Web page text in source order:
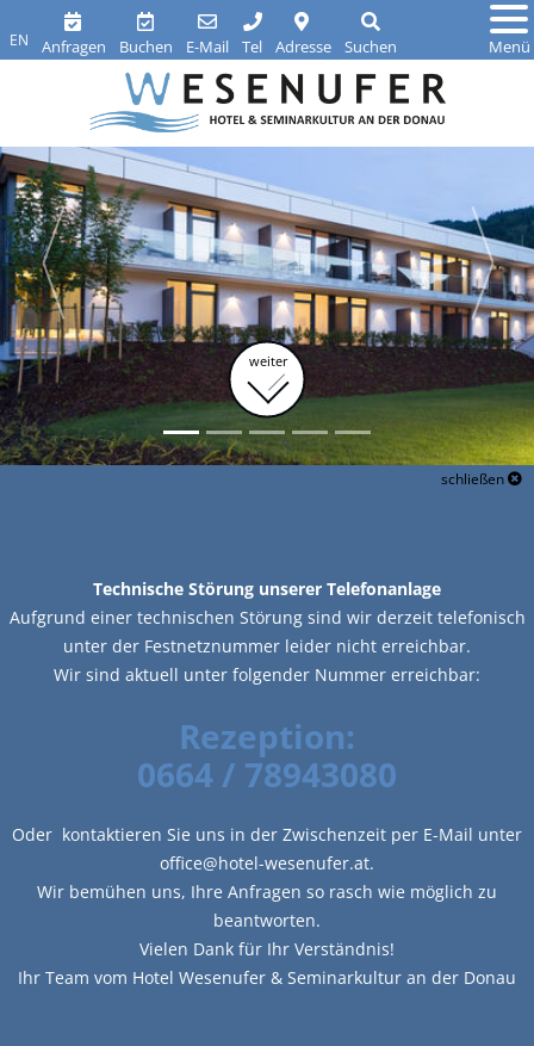
EN Anfragen Buchen E-Mail Tel Adresse Suchen Menü
weiter
schließen
Technische Störung unserer Telefonanlage
Aufgrund einer technischen Störung sind wir derzeit telefonisch
unter der Festnetznummer leider nicht erreichbar.
Wir sind aktuell unter folgender Nummer erreichbar:
Rezeption:
0664 / 78943080
Oder kontaktieren Sie uns in der Zwischenzeit per E-Mail unter
office@hotel-wesenufer.at.
Wir bemühen uns, Ihre Anfragen so rasch wie möglich zu
beantworten.
Vielen Dank für Ihr Verständnis!
Ihr Team vom Hotel Wesenufer & Seminarkultur an der Donau